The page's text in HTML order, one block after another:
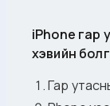
iPhone гар
хэвийн
Гар